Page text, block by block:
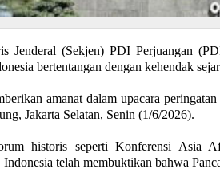
(Sekjen) PDI Perjuangan
bertentangan dengan kehendak
amanat dalam upacara
Jakarta Selatan, Senin (1/6/2026).
historis seperti Konferensi Asia
telah membuktikan bahwa